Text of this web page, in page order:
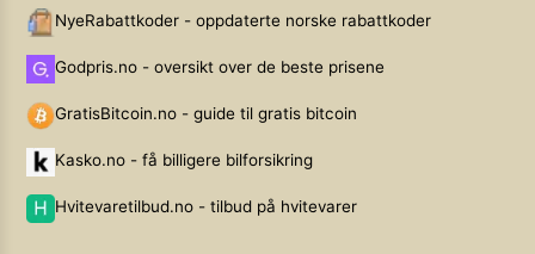
NyeRabattkoder - oppdaterte norske rabattkoder
Godpris.no - oversikt over de beste prisene
GratisBitcoin.no - guide til gratis bitcoin
Kasko.no - få billigere bilforsikring
Hvitevaretilbud.no - tilbud på hvitevarer